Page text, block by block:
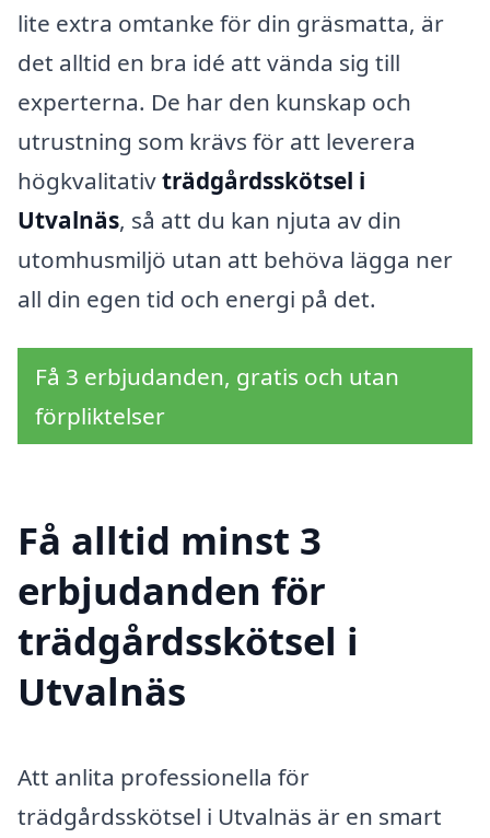
lite extra omtanke för din gräsmatta, är
det alltid en bra idé att vända sig till
experterna. De har den kunskap och
utrustning som krävs för att leverera
högkvalitativträdgårdsskötsel i
Utvalnäs, så att du kan njuta av din
utomhusmiljö utan att behöva lägga ner
all din egen tid och energi på det.
Få 3 erbjudanden, gratis och utan
förpliktelser
Få alltid minst 3
erbjudanden för
trädgårdsskötsel i
Utvalnäs
Att anlita professionella för
trädgårdsskötsel i Utvalnäs är en smart